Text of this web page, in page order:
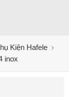
Kiện Hafele
inox